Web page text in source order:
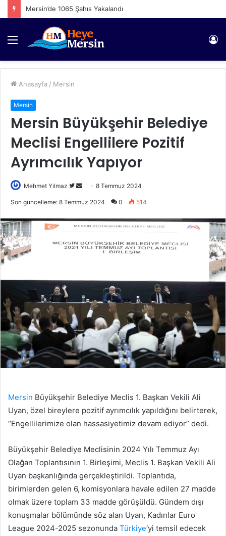
Mersin’de 1065 Şahıs Yakalandı
Menü
Anasayfa / Mersin
Mersin
Mersin Büyükşehir Belediye
Meclisi Engellilere Pozitif
Ayrımcılık Yapıyor
Mehmet Yılmaz
Twitter'da
Bir
göndermek
8 Temmuz 2024
Son güncelleme: 8 Temmuz 2024 0 514
Mersin Büyükşehir Belediye Meclis 1. Başkan Vekili Ali
Uyan, özel bireylere pozitif ayrımcılık yapıldığını belirterek,
“Engellilerimize olan hassasiyetimiz devam ediyor” dedi.
Büyükşehir Belediye Meclisinin 2024 Yılı Temmuz Ayı
Olağan Toplantısının 1. Birleşimi, Meclis 1. Başkan Vekili Ali
Uyan başkanlığında gerçekleştirildi. Toplantıda,
birimlerden gelen 6, komisyonlara havale edilen 27 madde
olmak üzere toplam 33 madde görüşüldü. Gündem dışı
konuşmalar bölümünde söz alan Uyan, Kadınlar Euro
League 2024-2025 sezonunda Türkiye‘yi temsil edecek